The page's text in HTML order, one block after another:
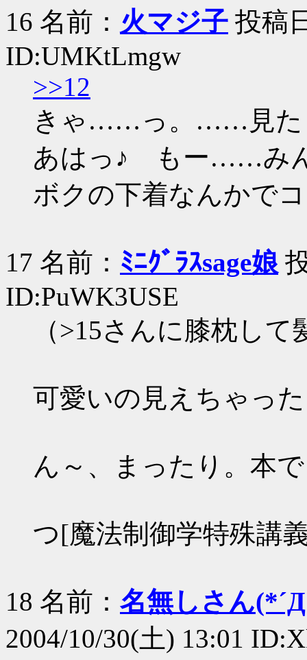
16 名前： 火マジ子 投稿
ID:UMKtLmgw
>>12
きゃ……っ。……見た
あはっ♪ もー……み
ボクの下着なんか
17 名前： ﾐﾆｸﾞﾗｽsage娘
ID:PuWK3USE
（>15さんに膝枕し
可愛いの見えちゃっ
ん～、まったり。本
つ[魔法制御学特殊講
18 名前： 名無しさん
2004/10/30(土) 13:01